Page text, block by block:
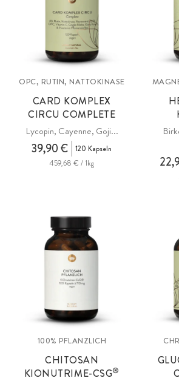
OPC, RUTIN, NATTOKINASE
CARD KOMPLEX
CIRCU COMPLETE
Lycopin, Cayenne, Goji...
39,90 €
120 Kapseln
459,68 € / 1kg
100% PFLANZLICH
CHITOSAN
KIONUTRIME-CSG®